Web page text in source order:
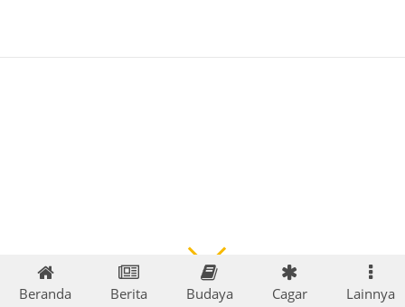
Beranda Berita Budaya Cagar Lainnya